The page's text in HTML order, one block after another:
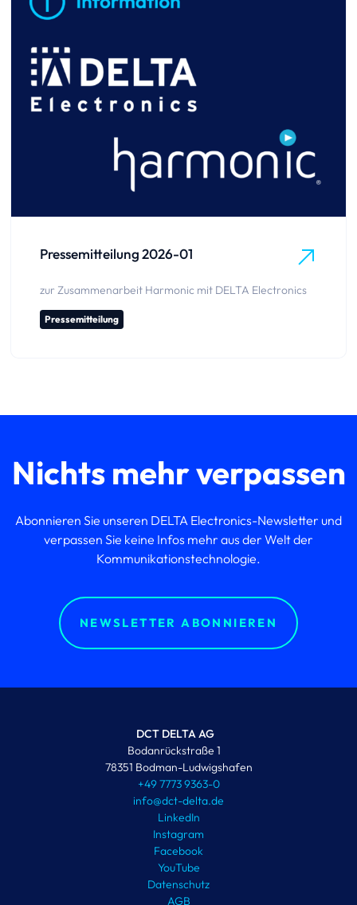
Pressemitteilung 2026-01
zur Zusammenarbeit Harmonic mit DELTA Electronics
Pressemitteilung
Nichts mehr verpassen
Abonnieren Sie unseren DELTA Electronics-Newsletter und
verpassen Sie keine Infos mehr aus der Welt der
Kommunikations­technologie.
NEWSLETTER ABONNIEREN
DCT DELTA AG
Bodanrückstraße 1
78351 Bodman-Ludwigshafen
+49 7773 9363-0
info@dct-delta.de
LinkedIn
Instagram
Facebook
YouTube
Datenschutz
AGB